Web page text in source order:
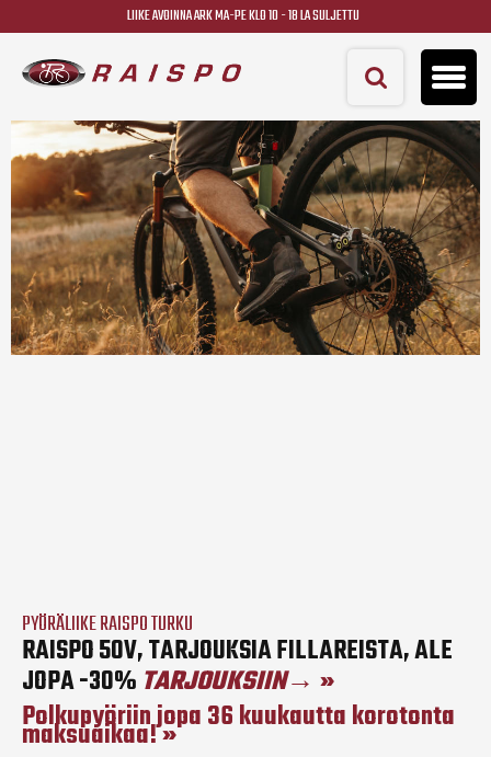
LIIKE AVOINNA ARK MA-PE KLO 10 - 18 LA SULJETTU
PYÖRÄLIIKE RAISPO TURKU
RAISPO 50V, TARJOUKSIA FILLAREISTA, ALE
JOPA -30% TARJOUKSIIN→
Polkupyöriin jopa 36 kuukautta korotonta
maksuaikaa!